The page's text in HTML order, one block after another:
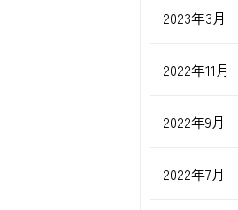
2023年3月
2022年11月
2022年9月
2022年7月